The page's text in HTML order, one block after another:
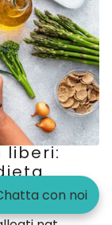
con noi
liberi: